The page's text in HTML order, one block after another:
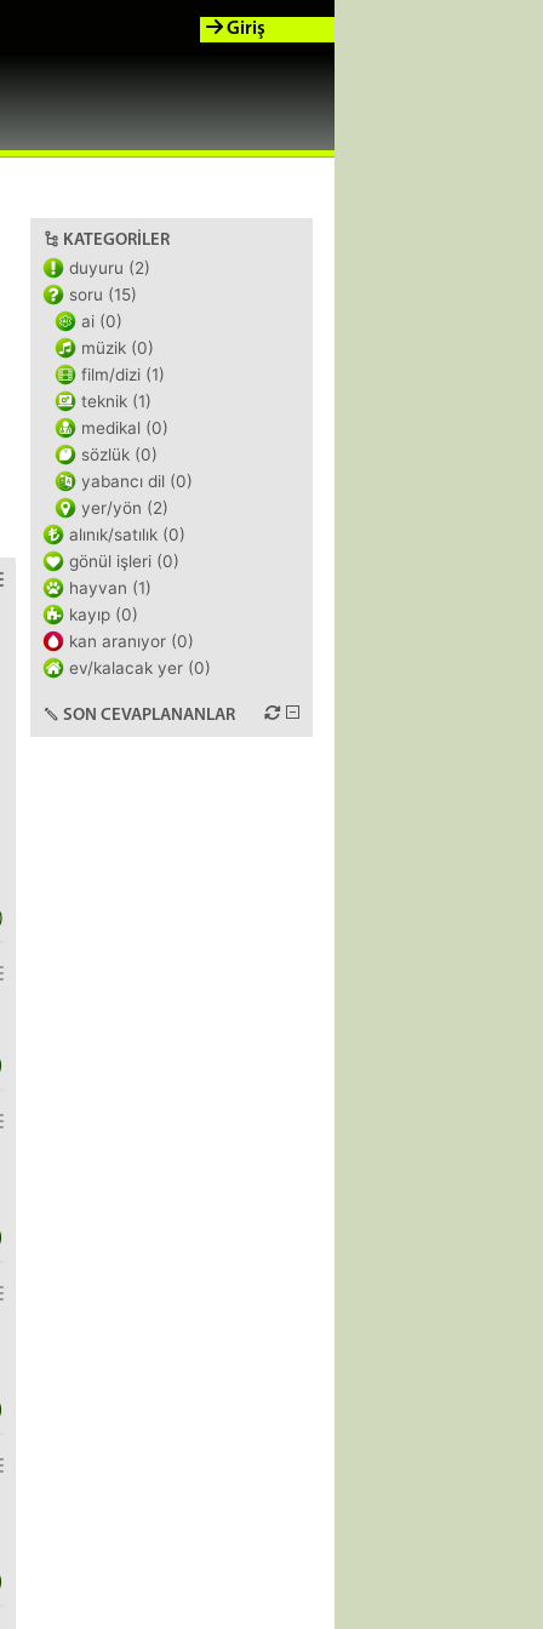
Giriş
KATEGORILER
duyuru (2)
soru (15)
ai (0)
müzik (0)
film/dizi (1)
teknik (1)
medikal (0)
sözlük (0)
yabancı dil (0)
yer/yön (2)
alınık/satılık (0)
gönül işleri (0)
hayvan (1)
kayıp (0)
kan aranıyor (0)
ev/kalacak yer (0)
SON CEVAPLANANLAR